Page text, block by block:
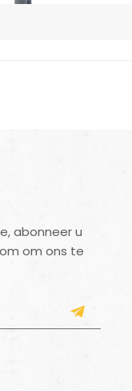
abonneer u
om ons te